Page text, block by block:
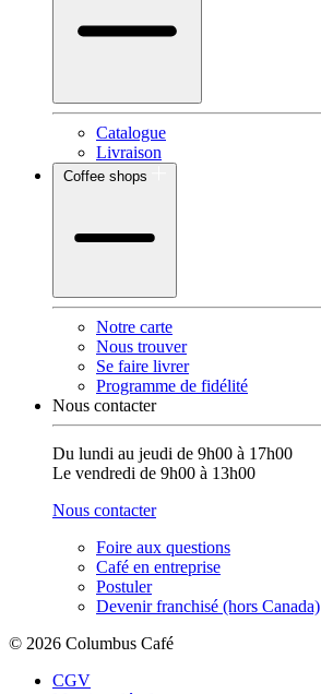
Catalogue
Livraison
Coffee shops
Notre carte
Nous trouver
Se faire livrer
Programme de fidélité
Nous contacter
Du lundi au jeudi de 9h00 à 17h00
Le vendredi de 9h00 à 13h00
Nous contacter
Foire aux questions
Café en entreprise
Postuler
Devenir franchisé (hors Canada)
© 2026 Columbus Café
CGV